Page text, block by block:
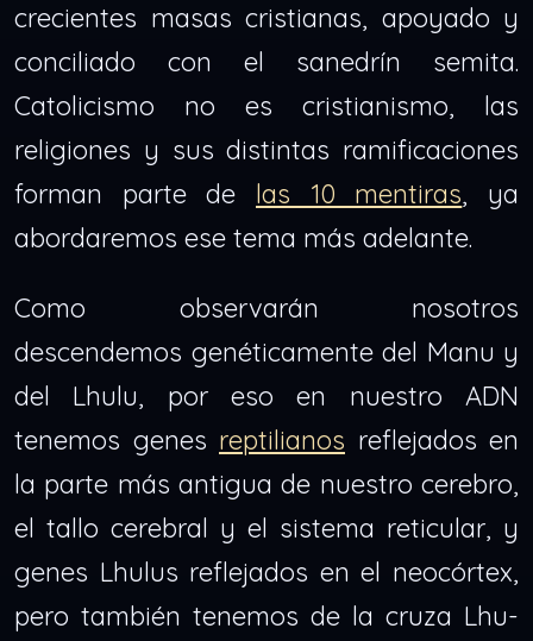
crecientes masas cristianas, apoyado y
conciliado con el sanedrín semita.
Catolicismo no es cristianismo, las
religiones y sus distintas ramificaciones
forman parte de las 10 mentiras, ya
abordaremos ese tema más adelante.
Como observarán nosotros
descendemos genéticamente del Manu y
del Lhulu, por eso en nuestro ADN
tenemos genes reptilianos reflejados en
la parte más antigua de nuestro cerebro,
el tallo cerebral y el sistema reticular, y
genes Lhulus reflejados en el neocórtex,
pero también tenemos de la cruza Lhu-